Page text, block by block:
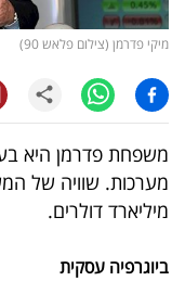
ויראלי
טלוויזיה
עסקי
ספורט
קריירה
מיקי פדרמן (צילום פלאש 90)
משפחת פדרמן היא
מיליארד דולרים.
ביוגרפיה עסקית